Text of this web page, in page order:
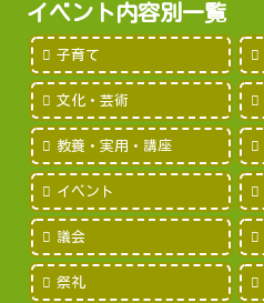
イベント内容別一覧
子育て
文化・芸術
教養・実用・講座
イベント
議会
祭礼